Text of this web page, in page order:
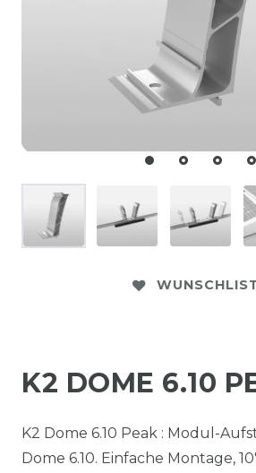
K2 DOME 6.10
K2 Dome 6.10 Peak : Modul-
Dome 6.10. Einfache Montage,